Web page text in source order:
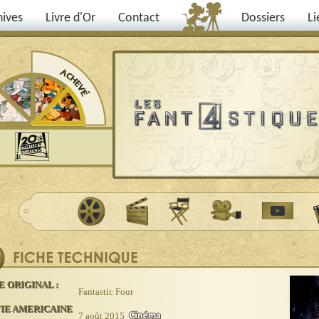
Livre d'Or Contact Dossiers
ORIGINAL :
AMERICAINE
Fantastic Four
7 août 2015